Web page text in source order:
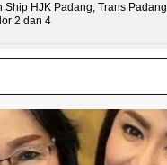
Ship HJK Padang, Trans
2 dan 4